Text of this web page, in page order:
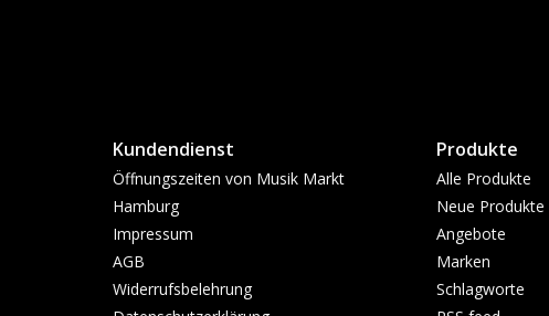
Kundendienst
Öffnungszeiten von Musik Markt
Hamburg
Impressum
AGB
Widerrufsbelehrung
Produkte
Alle Produkte
Neue Produkte
Angebote
Marken
Schlagworte